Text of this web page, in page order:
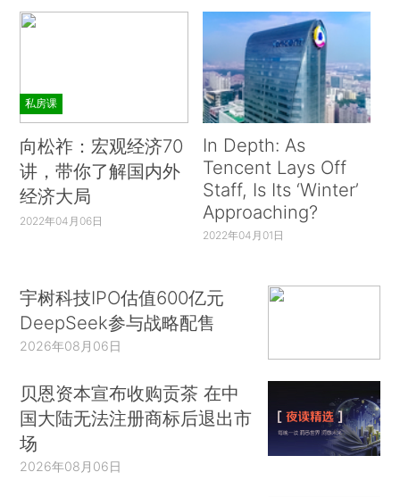
私房课
向松祚：宏观经济70
讲，带你了解国内外
经济大局
2022年04月06日
In Depth: As
Tencent Lays Off
Staff, Is Its ‘Winter’
Approaching?
2022年04月01日
宇树科技IPO估值600亿元
DeepSeek参与战略配售
2026年08月06日
贝恩资本宣布收购贡茶 在中
国大陆无法注册商标后退出市
场
2026年08月06日